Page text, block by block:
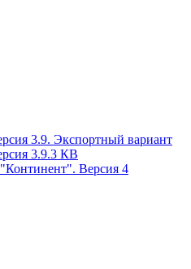
3.9. Экспортный вариант
3.9.3 КВ
Версия 4